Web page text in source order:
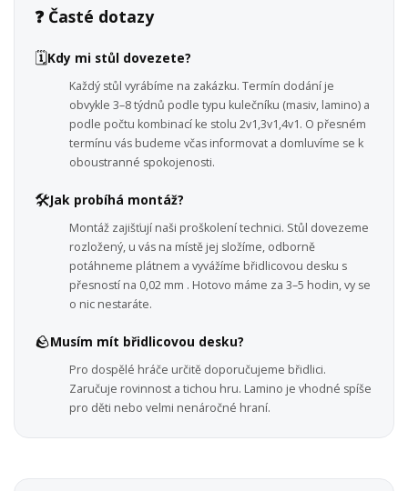
❓ Časté dotazy
🗓️Kdy mi stůl dovezete?
Každý stůl vyrábíme na zakázku. Termín dodání je
obvykle 3–8 týdnů podle typu kulečníku (masiv, lamino) a
podle počtu kombinací ke stolu 2v1,3v1,4v1. O přesném
termínu vás budeme včas informovat a domluvíme se k
oboustranné spokojenosti.
🛠️Jak probíhá montáž?
Montáž zajišťují naši proškolení technici. Stůl dovezeme
rozložený, u vás na místě jej složíme, odborně
potáhneme plátnem a vyvážíme břidlicovou desku s
přesností na 0,02 mm . Hotovo máme za 3–5 hodin, vy se
o nic nestaráte.
🪨Musím mít břidlicovou desku?
Pro dospělé hráče určitě doporučujeme břidlici.
Zaručuje rovinnost a tichou hru. Lamino je vhodné spíše
pro děti nebo velmi nenáročné hraní.